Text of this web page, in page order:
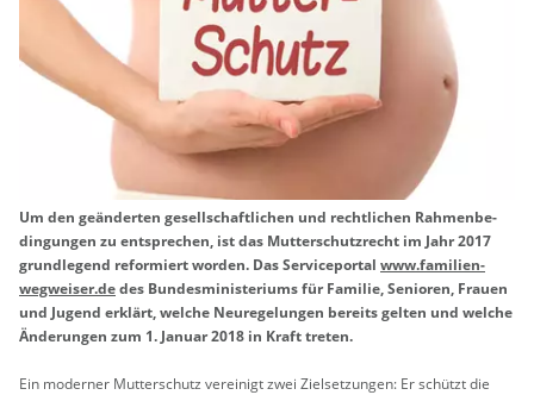
Um den ge­än­der­ten ge­sell­schaft­li­chen und recht­li­chen Rah­men­be­
din­gun­gen zu ent­spre­chen, ist das Mut­ter­schutz­recht im Jahr 2017
grund­le­gend re­for­miert wor­den. Das Ser­vice­por­tal www.​familien-​
wegweiser.​dedes Bun­des­mi­nis­te­ri­ums für Fa­mi­lie, Se­nio­ren, Frau­en
und Ju­gend er­klärt, wel­che Neu­re­ge­lun­gen be­reits gel­ten und wel­che
Än­de­run­gen zum 1. Ja­nu­ar 2018 in Kraft tre­ten.
Ein mo­der­ner Mut­ter­schutz ver­ei­nigt zwei Ziel­set­zun­gen: Er schützt die